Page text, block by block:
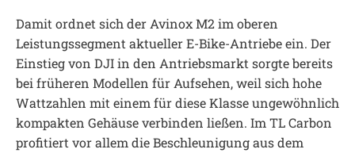
Damit ordnet sich der Avinox M2 im oberen
Leistungssegment aktueller E-Bike-Antriebe ein. Der
Einstieg von DJI in den Antriebsmarkt sorgte bereits
bei früheren Modellen für Aufsehen, weil sich hohe
Wattzahlen mit einem für diese Klasse ungewöhnlich
kompakten Gehäuse verbinden ließen. Im TL Carbon
profitiert vor allem die Beschleunigung aus dem